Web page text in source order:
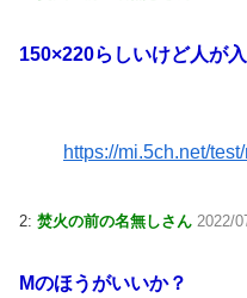
150×220らしいけど人が
https://mi.5ch.net/
2: 焚火の前の名無しさん 2022/
Mのほうがいいか？